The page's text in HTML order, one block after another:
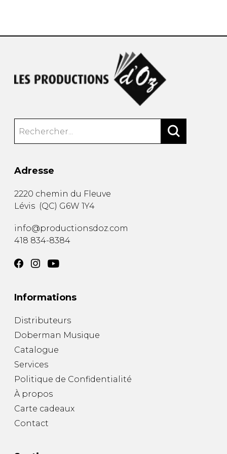
Adresse
2220 chemin du Fleuve
Lévis (QC) G6W 1Y4
info@productionsdoz.com
418 834-8384
Informations
Distributeurs
Doberman Musique
Catalogue
Services
Politique de Confidentialité
À propos
Carte cadeaux
Contact